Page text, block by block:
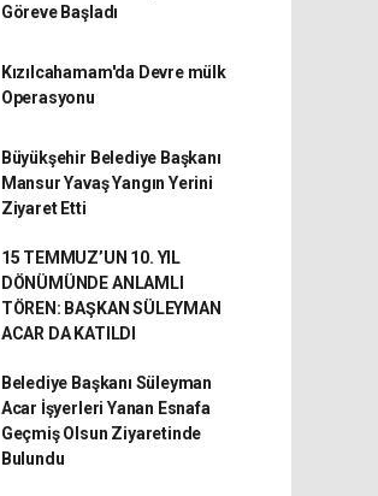
Göreve Başladı
Kızılcahamam'da Devre mülk
Operasyonu
Büyükşehir Belediye Başkanı
Mansur Yavaş Yangın Yerini
Ziyaret Etti
15 TEMMUZ’UN 10. YIL
DÖNÜMÜNDE ANLAMLI
TÖREN: BAŞKAN SÜLEYMAN
ACAR DA KATILDI
Belediye Başkanı Süleyman
Acar İşyerleri Yanan Esnafa
Geçmiş Olsun Ziyaretinde
Bulundu